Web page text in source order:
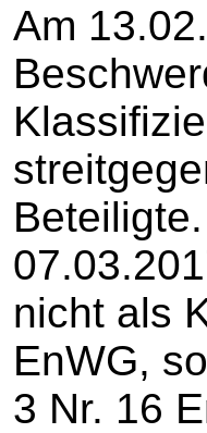
Am
nicht als
EnWG,
3 Nr. 16